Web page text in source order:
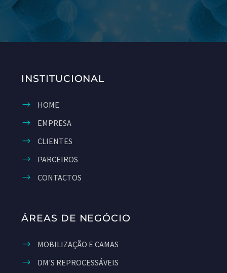
INSTITUCIONAL
HOME
EMPRESA
CLIENTES
PARCEIROS
CONTACTOS
ÁREAS DE NEGÓCIO
MOBILIZAÇÃO E CAMAS
DM'S REPROCESSÁVEIS